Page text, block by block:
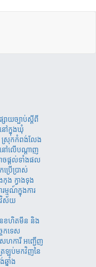
សាយច្បាប់ស្តីពី
ក្នុងឃុំ
ស្រុកកំពង់លែង
ៅលើបណ្តាញ
ចផ្តល់ទាំងផល
ប្រើប្រាស់
ង ក្វាងទុង
ម្មណ៍ក្នុងការ
វិស័យ
នខហិតមីន និង
េកទេស
សហការី អញ្ជើញ
រឡប់មកវិញនៃ
នាំង